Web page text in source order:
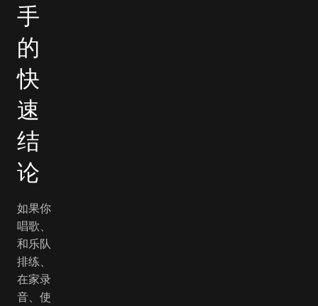
手
的
快
速
结
论
如果你
唱歌、
和乐队
排练、
在家录
音、使